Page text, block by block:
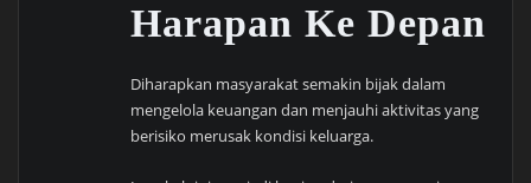
Harapan Ke Depan
Diharapkan masyarakat semakin bijak dalam
mengelola keuangan dan menjauhi aktivitas yang
berisiko merusak kondisi keluarga.